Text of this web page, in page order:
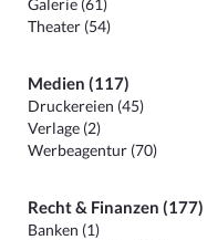
Galerie (61)
Theater (54)
Medien (117)
Druckereien (45)
Verlage (2)
Werbeagentur (70)
Recht & Finanzen (177)
Banken (1)